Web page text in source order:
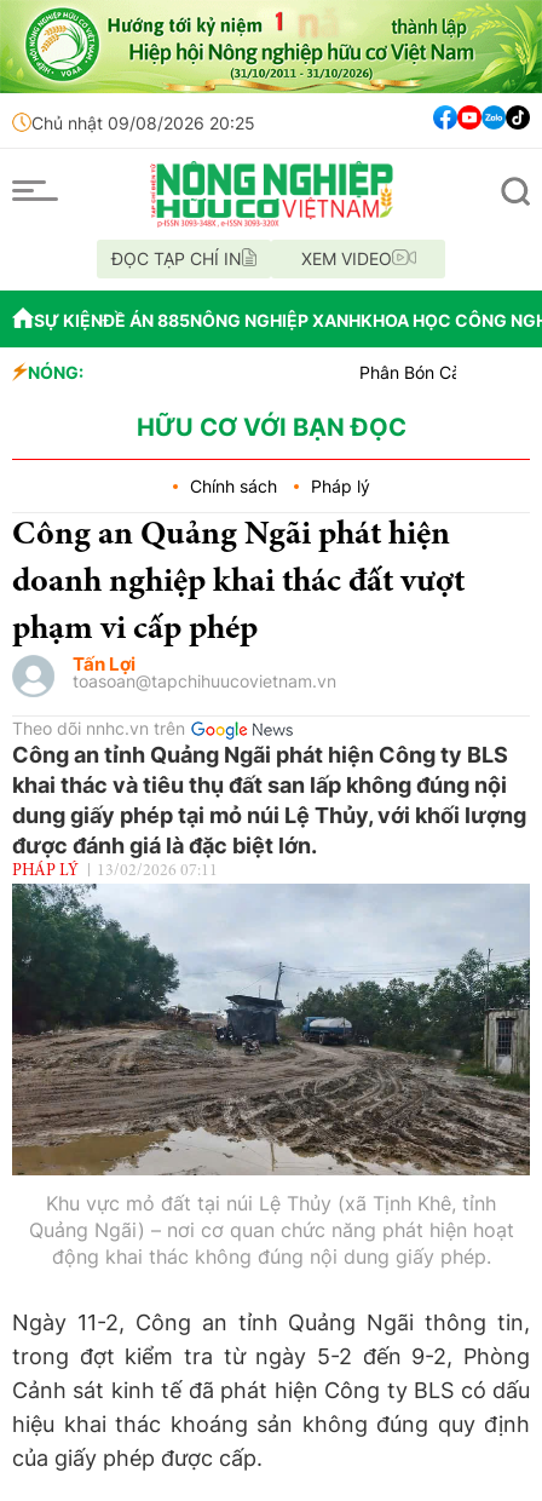
Chủ nhật 09/08/2026 20:25
ĐỌC TẠP CHÍ IN XEM VIDEO
SỰ KIỆNĐỀ ÁN 885NÔNG NGHIỆP XANHKHOA HỌC CÔNG
NÓNG:
Phân Bón Cà Mau đồng
Mùa xanh trên cánh đồng
HỮU CƠ VỚI BẠN ĐỌC
Chính sách Pháp lý
Công an Quảng Ngãi phát hiện
doanh nghiệp khai thác đất vượt
phạm vi cấp phép
Tấn Lợi
toasoan@tapchihuucovietnam.vn
Theo dõi nnhc.vn trên
Công an tỉnh Quảng Ngãi phát hiện Công ty BLS
khai thác và tiêu thụ đất san lấp không đúng nội
dung giấy phép tại mỏ núi Lệ Thủy, với khối lượng
được đánh giá là đặc biệt lớn.
PHÁP LÝ 13/02/2026 07:11
Khu vực mỏ đất tại núi Lệ Thủy (xã Tịnh Khê, tỉnh
Quảng Ngãi) – nơi cơ quan chức năng phát hiện hoạt
động khai thác không đúng nội dung giấy phép.
Ngày 11-2, Công an tỉnh Quảng Ngãi thông tin,
trong đợt kiểm tra từ ngày 5-2 đến 9-2, Phòng
Cảnh sát kinh tế đã phát hiện Công ty BLS có dấu
hiệu khai thác khoáng sản không đúng quy định
của giấy phép được cấp.